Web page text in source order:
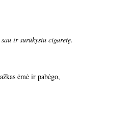
ir surūkysiu cigaretę.
ėmė ir pabėgo,